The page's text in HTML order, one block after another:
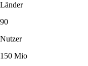
Länder
90
Nutzer
150 Mio